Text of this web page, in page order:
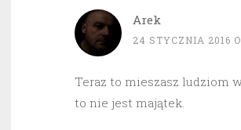
Arek
24 STYCZNIA 2016 O
Teraz to mieszasz ludziom
to nie jest majątek.